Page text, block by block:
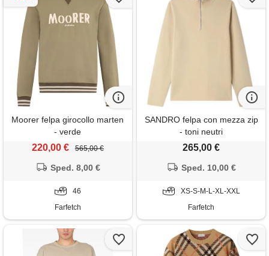
Moorer felpa girocollo marten
- verde
220,00 € 565,00 €
Sped. 8,00 €
46
Farfetch
SANDRO felpa con mezza zip
- toni neutri
265,00 €
Sped. 10,00 €
XS-S-M-L-XL-XXL
Farfetch